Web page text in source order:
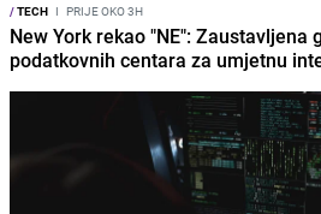
/TECH I PRIJE OKO 3H
New York rekao "NE": Zaustavljena
podatkovnih centara za umjetnu